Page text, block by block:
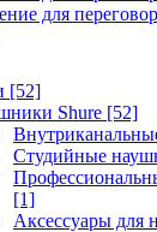
для
[52]
Shure [52]
Студийные
[1]
Аксессуары для